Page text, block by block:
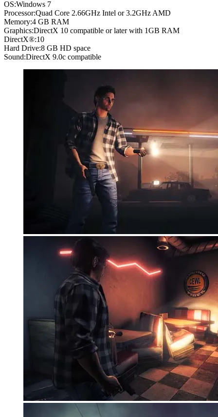
OS:Windows 7
Processor:Quad Core 2.66GHz Intel or 3.2GHz AMD
Memory:4 GB RAM
Graphics:DirectX 10 compatible or later with 1GB RAM
DirectX®:10
Hard Drive:8 GB HD space
Sound:DirectX 9.0c compatible